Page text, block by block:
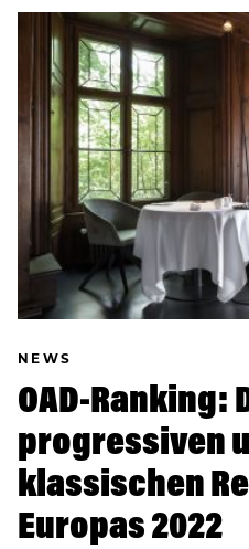
NEWS
OAD-Ranking:
progressiven
klassischen
Europas 2022